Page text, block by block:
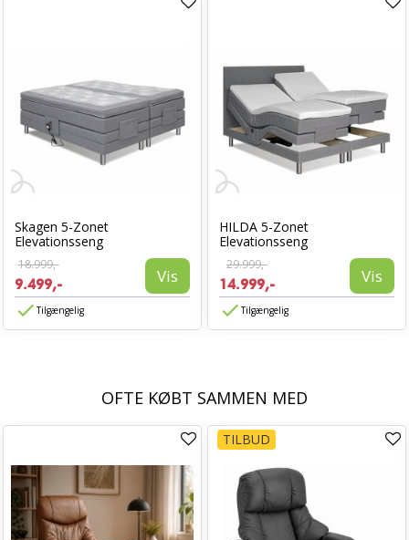
Skagen 5-Zonet
Elevationsseng
18.999,-
9.499,- Vis
Tilgængelig
HILDA 5-Zonet
Elevationsseng
29.999,-
14.999,- Vis
Tilgængelig
OFTE KØBT SAMMEN MED
TILBUD